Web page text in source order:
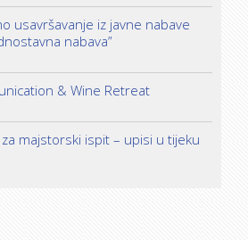
usavršavanje iz javne nabave
nabava”
& Wine Retreat
majstorski ispit – upisi u tijeku